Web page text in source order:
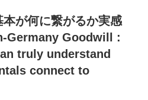
本が何に繋がるか実感
Germany Goodwill :
truly understand
connect to